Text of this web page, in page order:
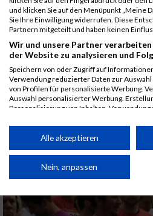
und klicken Sie auf den Menüpunkt „Meine
Sie Ihre Einwilligung widerrufen. Diese
Partnern mitgeteilt und haben keinen
Wir und unsere Partner
der Website zu analysieren und
Speichern von oder Zugriff auf
Verwendung reduzierter Daten zur
von Profilen für personalisierte Werbung.
Auswahl personalisierter Werbung.
Personalisierung von Inhalten. Verwendung
Performance von Inhalten. Analyse von
Kombinationen von Daten aus
von Inhalten.
Daten können außerhalb der Europäischen
Website/App.
Alle akzeptieren
Nein, anpassen